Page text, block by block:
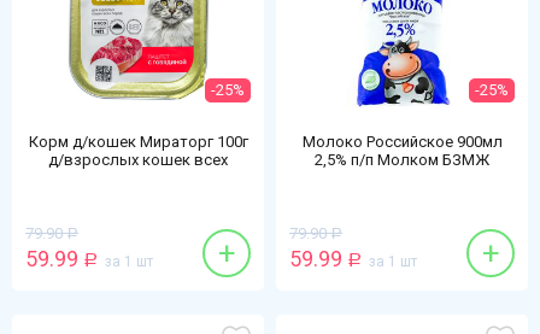
-25%
Корм д/кошек Мираторг 100г
д/взрослых кошек всех
79.90 Р
59.99 Р за 1 шт +
-25%
Молоко Российское 900мл
2,5% п/п Молком БЗМЖ
79.90 Р
59.99 Р за 1 шт +